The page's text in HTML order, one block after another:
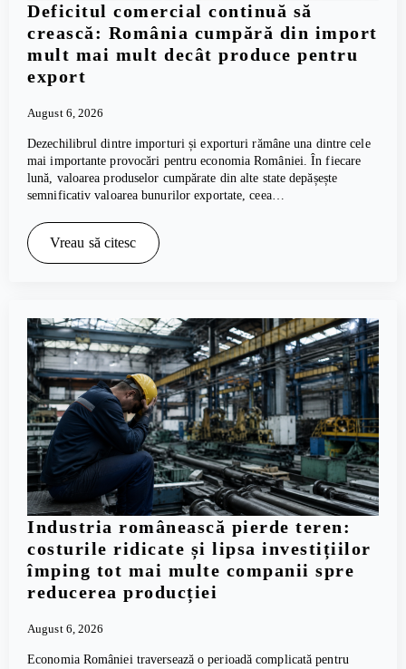
Deficitul comercial continuă să
crească: România cumpără din import
mult mai mult decât produce pentru
export
August 6, 2026
Dezechilibrul dintre importuri și exporturi rămâne una dintre cele
mai importante provocări pentru economia României. În fiecare
lună, valoarea produselor cumpărate din alte state depășește
semnificativ valoarea bunurilor exportate, ceea…
Vreau să citesc
Industria românească pierde teren:
costurile ridicate și lipsa investițiilor
împing tot mai multe companii spre
reducerea producției
August 6, 2026
Economia României traversează o perioadă complicată pentru